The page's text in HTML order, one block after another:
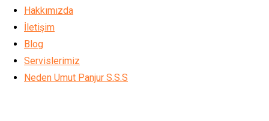
Hakkımızda
İletişim
Blog
Servislerimiz
Neden Umut Panjur S.S.S